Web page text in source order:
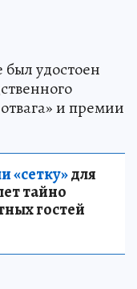
удостоен
и премии
«сетку»для
тайно
гостей